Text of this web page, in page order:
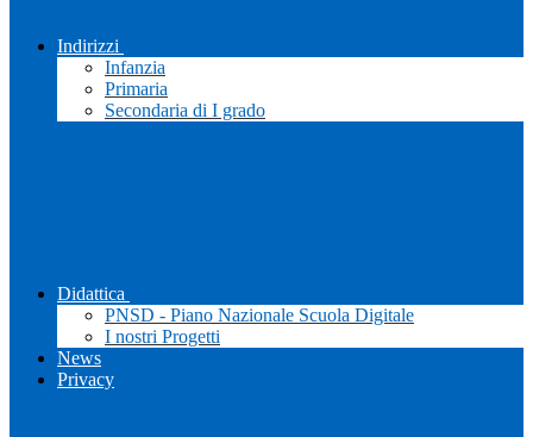
Indirizzi
Infanzia
Primaria
Secondaria di I grado
Didattica
PNSD - Piano Nazionale Scuola Digitale
I nostri Progetti
News
Privacy